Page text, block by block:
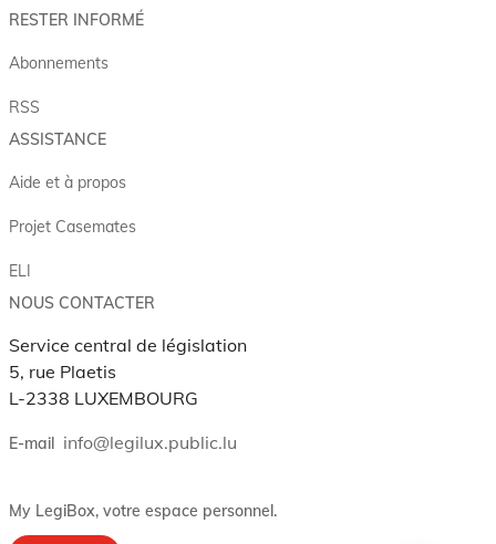
RESTER INFORMÉ
Abonnements
RSS
ASSISTANCE
Aide et à propos
Projet Casemates
ELI
NOUS CONTACTER
Service central de législation
5, rue Plaetis
L-2338 LUXEMBOURG
E-mail info@legilux.public.lu
My LegiBox, votre espace personnel.